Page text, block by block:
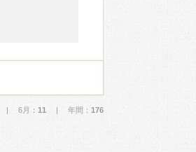
| 6月： 11 | 年間： 176